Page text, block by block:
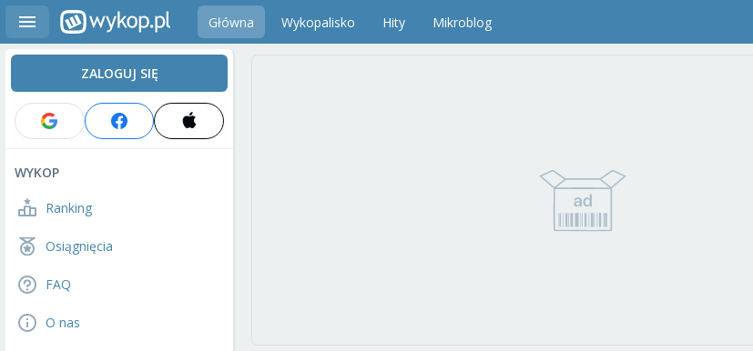
Główna Wykopalisko Hity Mikroblog
ZALOGUJ SIĘ
WYKOP
Ranking
Osiągnięcia
FAQ
O nas